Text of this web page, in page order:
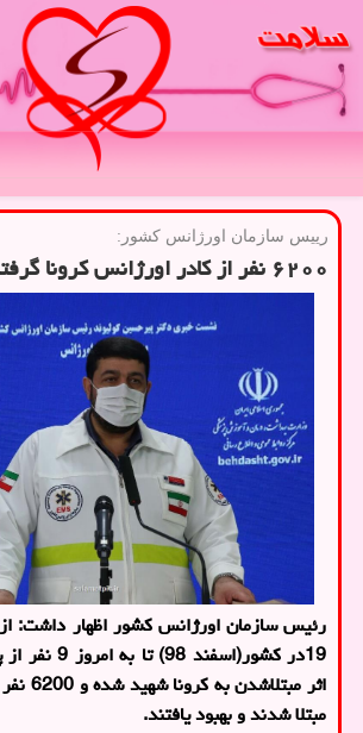
رییس سازمان اورژانس كشور:
۶۲۰۰ نفر از كادر اورژانس كرونا گرفتند
رئیس سازمان اورژانس کشور اظهار داشت:
19در
اثر
مبتلا شدند و بهبود یافتند.